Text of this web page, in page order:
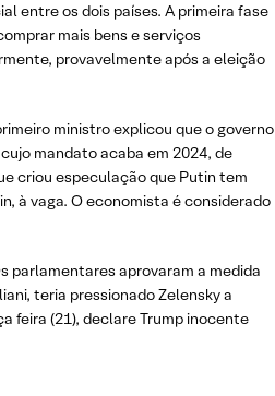
entre os dois países. A primeira fase
mais bens e serviços
provavelmente após a eleição
ministro explicou que o governo
mandato acaba em 2024, de
criou especulação que Putin tem
à vaga. O economista é considerado
parlamentares aprovaram a medida
teria pressionado Zelensky a
feira (21), declare Trump inocente